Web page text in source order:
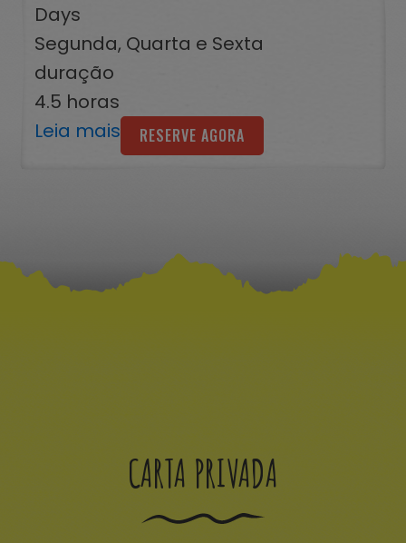
Days
Segunda, Quarta e Sexta
duração
4.5 horas
Leia mais
RESERVE AGORA
CARTA PRIVADA